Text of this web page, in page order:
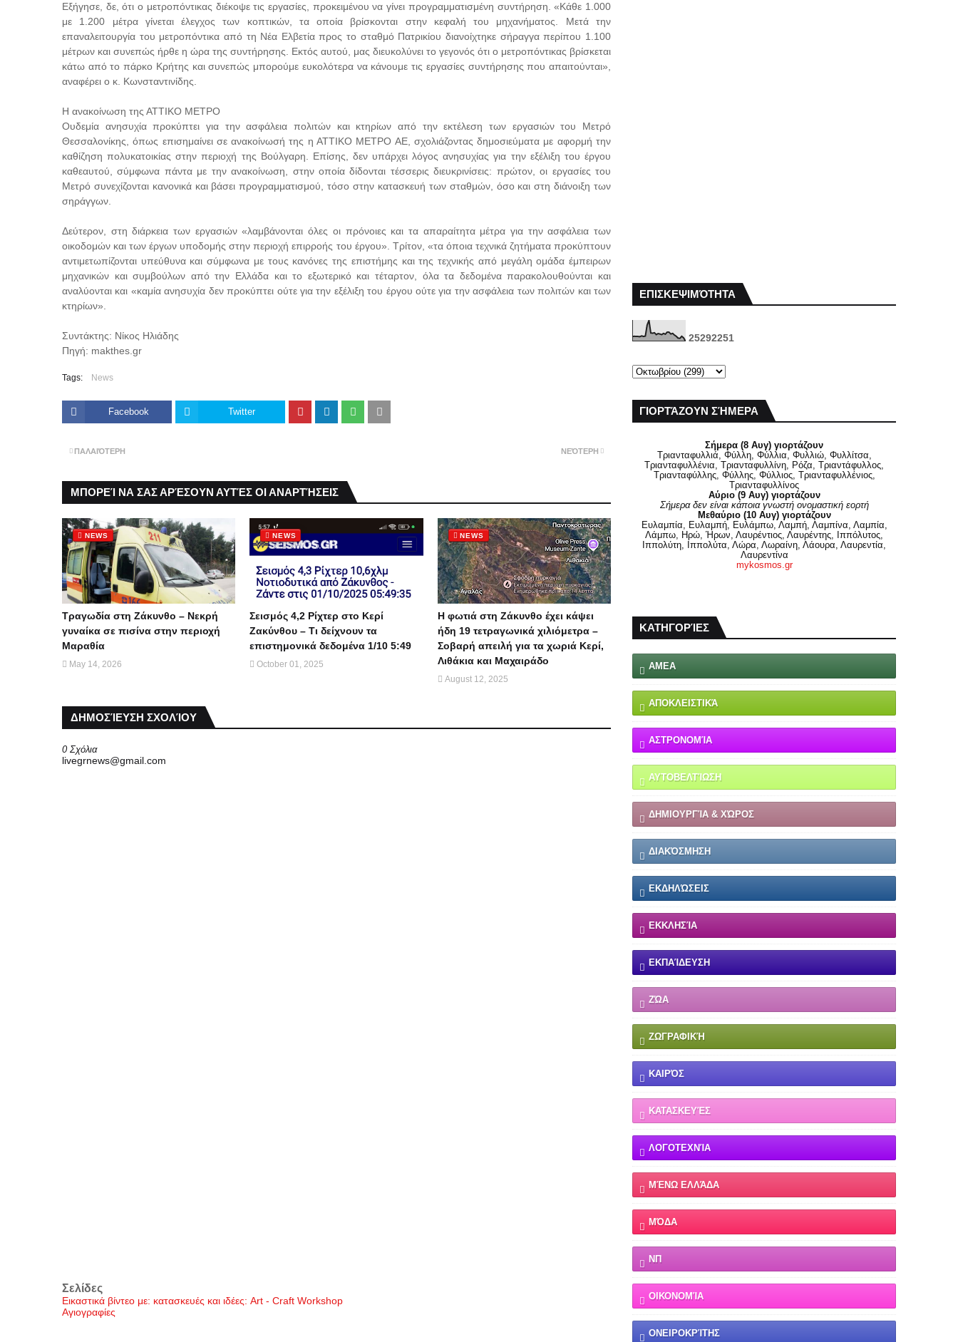
Εξήγησε, δε, ότι ο μετροπόντικας διέκοψε τις εργασίες, προκειμένου να γίνει προγραμματισμένη συντήρηση. «Κάθε 1.000
με 1.200 μέτρα γίνεται έλεγχος των κοπτικών, τα οποία βρίσκονται στην κεφαλή του μηχανήματος. Μετά την
επαναλειτουργία του μετροπόντικα από τη Νέα Ελβετία προς το σταθμό Πατρικίου διανοίχτηκε σήραγγα περίπου 1.100
μέτρων και συνεπώς ήρθε η ώρα της συντήρησης. Εκτός αυτού, μας διευκολύνει το γεγονός ότι ο μετροπόντικας βρίσκεται
κάτω από το πάρκο Κρήτης και συνεπώς μπορούμε ευκολότερα να κάνουμε τις εργασίες συντήρησης που απαιτούνται»,
αναφέρει ο κ. Κωνσταντινίδης.
Η ανακοίνωση της ΑΤΤΙΚΟ ΜΕΤΡΟ
Ουδεμία ανησυχία προκύπτει για την ασφάλεια πολιτών και κτηρίων από την εκτέλεση των εργασιών του Μετρό
Θεσσαλονίκης, όπως επισημαίνει σε ανακοίνωσή της η ΑΤΤΙΚΟ ΜΕΤΡΟ ΑΕ, σχολιάζοντας δημοσιεύματα με αφορμή την
καθίζηση πολυκατοικίας στην περιοχή της Βούλγαρη. Επίσης, δεν υπάρχει λόγος ανησυχίας για την εξέλιξη του έργου
καθεαυτού, σύμφωνα πάντα με την ανακοίνωση, στην οποία δίδονται τέσσερις διευκρινίσεις: πρώτον, οι εργασίες του
Μετρό συνεχίζονται κανονικά και βάσει προγραμματισμού, τόσο στην κατασκευή των σταθμών, όσο και στη διάνοιξη των
σηράγγων.
Δεύτερον, στη διάρκεια των εργασιών «λαμβάνονται όλες οι πρόνοιες και τα απαραίτητα μέτρα για την ασφάλεια των
οικοδομών και των έργων υποδομής στην περιοχή επιρροής του έργου». Τρίτον, «τα όποια τεχνικά ζητήματα προκύπτουν
αντιμετωπίζονται υπεύθυνα και σύμφωνα με τους κανόνες της επιστήμης και της τεχνικής από μεγάλη ομάδα έμπειρων
μηχανικών και συμβούλων από την Ελλάδα και το εξωτερικό και τέταρτον, όλα τα δεδομένα παρακολουθούνται και
αναλύονται και «καμία ανησυχία δεν προκύπτει ούτε για την εξέλιξη του έργου ούτε για την ασφάλεια των πολιτών και των
κτηρίων».
Συντάκτης: Νίκος Ηλιάδης
Πηγή: makthes.gr
Tags: News
Facebook Twitter
ΝΕΌΤΕΡΗ
ΠΑΛΑΙΌΤΕΡΗ
ΜΠΟΡΕΊ ΝΑ ΣΑΣ ΑΡΈΣΟΥΝ ΑΥΤΈΣ ΟΙ ΑΝΑΡΤΉΣΕΙΣ
NEWS
Τραγωδία στη Ζάκυνθο – Νεκρή
γυναίκα σε πισίνα στην περιοχή
Μαραθία
May 14, 2026
NEWS
Σεισμός 4,2 Ρίχτερ στο Κερί
Ζακύνθου – Τι δείχνουν τα
επιστημονικά δεδομένα 1/10 5:49
October 01, 2025
NEWS
Η φωτιά στη Ζάκυνθο έχει κάψει
ήδη 19 τετραγωνικά χιλιόμετρα –
Σοβαρή απειλή για τα χωριά Κερί,
Λιθάκια και Μαχαιράδο
August 12, 2025
ΔΗΜΟΣΊΕΥΣΗ ΣΧΟΛΊΟΥ
0 Σχόλια
livegrnews@gmail.com
Σελίδες
Εικαστικά βίντεο με: κατασκευές και ιδέες: Art - Craft Workshop
Αγιογραφίες
ΕΠΙΣΚΕΨΙΜΌΤΗΤΑ
25292251
ΓΙΟΡΤΆΖΟΥΝ ΣΉΜΕΡΑ
Σήμερα (8 Αυγ) γιορτάζουν
Τριανταφυλλιά, Φύλλη, Φύλλια, Φυλλιώ, Φυλλίτσα,
Τριανταφυλλένια, Τριανταφυλλίνη, Ρόζα, Τριαντάφυλλος,
Τριανταφύλλης, Φύλλης, Φύλλιος, Τριανταφυλλένιος,
Τριανταφυλλίνος
Αύριο (9 Αυγ) γιορτάζουν
Σήμερα δεν είναι κάποια γνωστή ονομαστική εορτή
Μεθαύριο (10 Αυγ) γιορτάζουν
Ευλαμπία, Ευλαμπή, Ευλάμπω, Λαμπή, Λαμπίνα, Λαμπία,
Λάμπω, Ηρώ, Ήρων, Λαυρέντιος, Λαυρέντης, Ιππόλυτος,
Ιππολύτη, Ιππολύτα, Λώρα, Λωραίνη, Λάουρα, Λαυρεντία,
Λαυρεντίνα
mykosmos.gr
ΚΑΤΗΓΟΡΊΕΣ
ΑΜΕΑ
ΑΠΟΚΛΕΙΣΤΙΚΆ
ΑΣΤΡΟΝΟΜΊΑ
ΑΥΤΟΒΕΛΤΊΩΣΗ
ΔΗΜΙΟΥΡΓΊΑ & ΧΏΡΟΣ
ΔΙΑΚΌΣΜΗΣΗ
ΕΚΔΗΛΏΣΕΙΣ
ΕΚΚΛΗΣΊΑ
ΕΚΠΑΊΔΕΥΣΗ
ΖΏΑ
ΖΩΓΡΑΦΙΚΉ
ΚΑΙΡΌΣ
ΚΑΤΑΣΚΕΥΈΣ
ΛΟΓΟΤΕΧΝΊΑ
ΜΈΝΩ ΕΛΛΆΔΑ
ΜΌΔΑ
ΝΠ
ΟΙΚΟΝΟΜΊΑ
ΟΝΕΙΡΟΚΡΊΤΗΣ